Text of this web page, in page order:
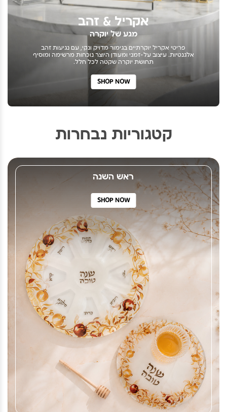
אקריל & זהב
מגע של יוקרה
פריטי אקריל יוקרתיים בגימור מדויק ונקי, עם נגיעות זהב
אלגנטיות. עיצוב על-זמני ומעודן היוצר נוכחות מרשימה ומוסיף
תחושת יוקרה שקטה לכל חלל.
SHOP NOW
קטגוריות נבחרות
ראש השנה
SHOP NOW